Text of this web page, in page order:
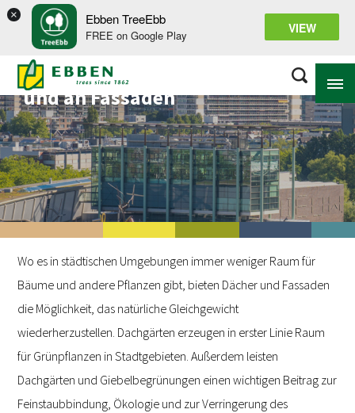
× Ebben TreeEbb
FREE on Google Play VIEW
ÜBER EBBEN
LÖSUNGEN
SORTIMENT
WISSENSDATENBANK
Projekte auf Dächern
und an Fassaden
Wo es in städtischen Umgebungen immer weniger Raum für
Bäume und andere Pflanzen gibt, bieten Dächer und Fassaden
die Möglichkeit, das natürliche Gleichgewicht
wiederherzustellen. Dachgärten erzeugen in erster Linie Raum
für Grünpflanzen in Stadtgebieten. Außerdem leisten
Dachgärten und Giebelbegrünungen einen wichtigen Beitrag zur
Feinstaubbindung, Ökologie und zur Verringerung des